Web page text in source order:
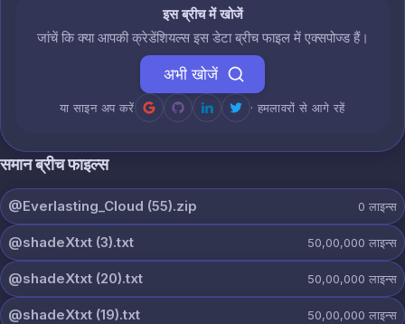
इस ब्रीच में खोजें
जांचें कि क्या आपकी क्रेडेंशियल्स इस डेटा ब्रीच फाइल में एक्सपोज्ड हैं।
अभी खोजें
या साइन अप करें · हमलावरों से आगे रहें
समान ब्रीच फाइल्स
@Everlasting_Cloud (55).zip 0 लाइन्स
@shadeXtxt (3).txt 50,00,000 लाइन्स
@shadeXtxt (20).txt 50,00,000 लाइन्स
@shadeXtxt (19).txt 50,00,000 लाइन्स